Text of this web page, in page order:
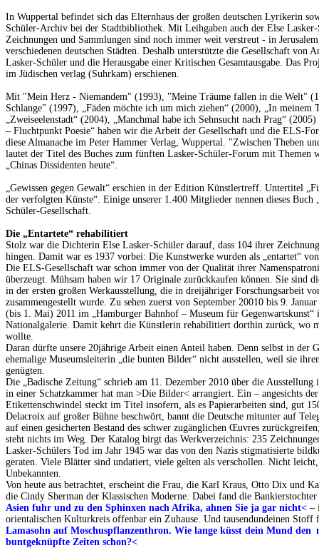
In Wuppertal befindet sich das Elternhaus der großen deutschen Lyrikerin
Schüler-Archiv bei der Stadtbibliothek. Mit Leihgaben auch der Else
Zeichnungen und Sammlungen sind noch immer weit verstreut - in
verschiedenen deutschen Städten. Deshalb unterstützte die Gesellschaft von
Lasker-Schüler und die Herausgabe einer Kritischen Gesamtausgabe. Das
im Jüdischen verlag (Suhrkam) erschienen.
Mit "Mein Herz - Niemandem" (1993), "Meine Träume fallen in die Welt"
Schlange" (1997), „Fäden möchte ich um mich ziehen“ (2000), „In meinem
„Zweiseelenstadt“ (2004), „Manchmal habe ich Sehnsucht nach Prag“
– Fluchtpunkt Poesie“ haben wir die Arbeit der Gesellschaft und die ELS-
diese Almanache im Peter Hammer Verlag, Wuppertal. "Zwischen Theben
lautet der Titel des Buches zum fünften Lasker-Schüler-Forum mit Themen
„Chinas Dissidenten heute“.
„Gewissen gegen Gewalt“ erschien in der Edition Künstlertreff. Untertitel
der verfolgten Künste“. Einige unserer 1.400 Mitglieder nennen dieses Buch
Schüler-Gesellschaft.
Die „Entartete“ rehabilitiert
Stolz war die Dichterin Else Lasker-Schüler darauf, dass 104 ihrer
hingen. Damit war es 1937 vorbei: Die Kunstwerke wurden als „entartet“
Die ELS-Gesellschaft war schon immer von der Qualität ihrer
überzeugt. Mühsam haben wir 17 Originale zurückkaufen können. Sie sind
in der ersten großen Werkausstellung, die in dreijähriger Forschungsarbeit
zusammengestellt wurde. Zu sehen zuerst von September 20010 bis 9.
(bis 1. Mai) 2011 im „Hamburger Bahnhof – Museum für Gegenwartskunst“
Nationalgalerie. Damit kehrt die Künstlerin rehabilitiert dorthin zurück, wo
wollte.
Daran dürfte unsere 20jährige Arbeit einen Anteil haben. Denn selbst in der
ehemalige Museumsleiterin „die bunten Bilder“ nicht ausstellen, weil sie
genügten.
Die „Badische Zeitung“ schrieb am 11. Dezember 2010 über die
in einer Schatzkammer hat man >Die Bilder< arrangiert. Ein – angesichts
Etikettenschwindel steckt im Titel insofern, als es Papierarbeiten sind, gut
Delacroix auf großer Bühne beschwört, bannt die Deutsche mitunter auf
auf einen gesicherten Bestand des schwer zugänglichen Œuvres
steht nichts im Weg. Der Katalog birgt das Werkverzeichnis: 235
Lasker-Schülers Tod im Jahr 1945 war das von den Nazis stigmatisierte
geraten. Viele Blätter sind undatiert, viele gelten als verschollen. Nicht
Unbekannten.
Von heute aus betrachtet, erscheint die Frau, die Karl Kraus, Otto Dix und
die Cindy Sherman der Klassischen Moderne. Dabei fand die
Asien fuhr und zu den Sphinxen nach Afrika, ahnen Sie ja gar nicht< –
orientalischen Kulturkreis offenbar ein Zuhause. Und tausendundeinen
Lamasohn auf Moschuspflanzenthron. Wie lange küsst dein Mund den
buntgeknüpfte Zeiten schon?<